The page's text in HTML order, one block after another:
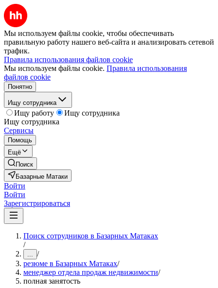
Мы используем файлы cookie, чтобы обеспечивать
правильную работу нашего веб-сайта и анализировать сетевой
трафик.
Правила использования файлов cookie
Мы используем файлы cookie. Правила использования
файлов cookie
Понятно
Ищу сотрудника
Ищу работу
Ищу сотрудника
Ищу сотрудника
Сервисы
Помощь
Ещё
Поиск
Базарные Матаки
Войти
Войти
Зарегистрироваться
Поиск сотрудников в Базарных Матаках
/
... /
резюме в Базарных Матаках/
менеджер отдела продаж недвижимости/
полная занятость